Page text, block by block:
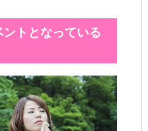
トとなっている